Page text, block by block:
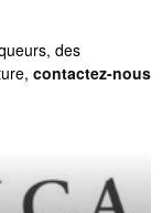
des
contactez-nous